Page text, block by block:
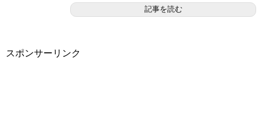
記事を読む
スポンサーリンク